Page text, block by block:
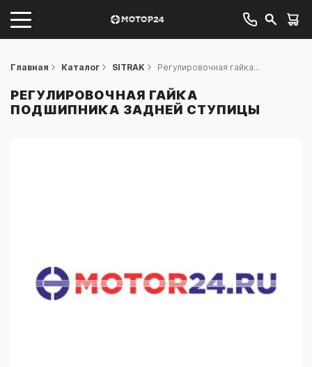
Главная Каталог SITRAK Регулировочная гайка...
РЕГУЛИРОВОЧНАЯ ГАЙКА
ПОДШИПНИКА ЗАДНЕЙ СТУПИЦЫ